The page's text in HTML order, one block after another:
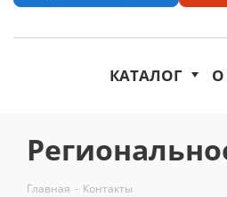
КАТАЛОГ
Главная - Контакты